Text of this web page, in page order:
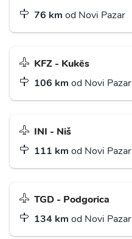
76 km od Novi Pazar
KFZ - Kukës
106 km od Novi Pazar
INI - Niš
111 km od Novi Pazar
TGD - Podgorica
134 km od Novi Pazar